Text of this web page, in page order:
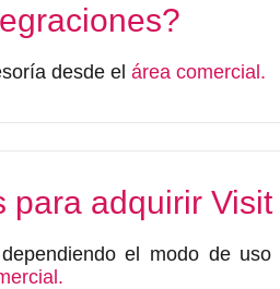
desde el área comercial.
adquirir Visit
el modo de